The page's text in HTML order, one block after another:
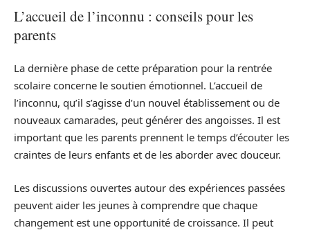
L’accueil de l’inconnu : conseils pour les
parents
La dernière phase de cette préparation pour la rentrée
scolaire concerne le soutien émotionnel. L’accueil de
l’inconnu, qu’il s’agisse d’un nouvel établissement ou de
nouveaux camarades, peut générer des angoisses. Il est
important que les parents prennent le temps d’écouter les
craintes de leurs enfants et de les aborder avec douceur.
Les discussions ouvertes autour des expériences passées
peuvent aider les jeunes à comprendre que chaque
changement est une opportunité de croissance. Il peut